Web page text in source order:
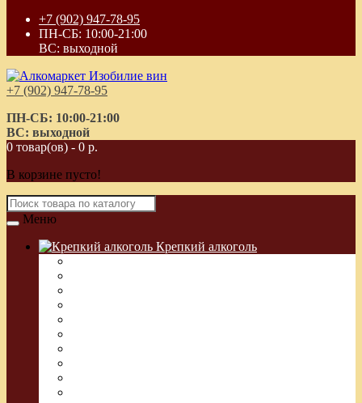
+7 (902) 947-78-95
ПН-СБ: 10:00-21:00
ВС: выходной
+7 (902) 947-78-95
ПН-СБ: 10:00-21:00
ВС: выходной
0 товар(ов) - 0 р.
В корзине пусто!
Меню
Крепкий алкоголь